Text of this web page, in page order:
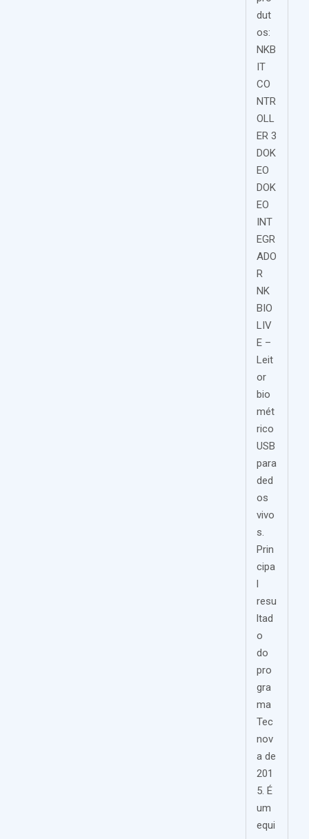
dut
os:
NKB
IT
CO
NTR
OLL
ER 3
DOK
EO
DOK
EO
INT
EGR
ADO
R
NK
BIO
LIV
E –
Leit
or
bio
mét
rico
USB
para
ded
os
vivo
s.
Prin
cipa
resu
ltad
o
do
pro
gra
ma
Tec
nov
a de
201
5. É
um
equi